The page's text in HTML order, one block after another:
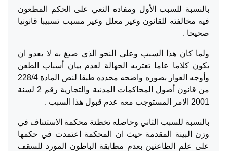
بالنسبة للسبب الأول ومفاده النعي على الحكم المطعون
فيه مخالفته للقانون وغير معلل وغير مسبب تسبيبا قانونيا
صحيحا .
ولما كان هذا السبب وعلى النحو الذي صيغ به لا يعدو ان
يكون كلاما عاما تعتريه الجهالة لعدم بيان أسباب الطعن
وأوجه العوار بصوره واضحه محدده طبقا لنص المادة 228/4
من قانون أصول المحاكمات المدنية والتجارية رقم 2 لسنة
2001 الامر المستوجب معه عدم قبول هذا السبب .
بالنسبة للسبب الثاني وحاصله تخطئة محكمة الاستئناف في
وزن البينة المقدمة حيث ان المحكمة اعتمدت في حكمها
على علم الطاعنين بعدم مطابقة الباطون المورد للسقف